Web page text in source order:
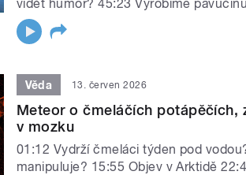
vidět humor? 45:23 Vyrobíme
Věda 13. červen 2026
Meteor o čmeláčích potápěčích,
v mozku
01:12 Vydrží čmeláci týden pod
manipuluje? 15:55 Objev v Arktidě